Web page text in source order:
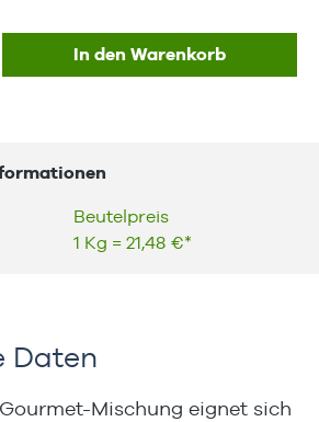
Gib den
In den Warenkorb
Beutelpreis
1 Kg = 21,48 €*
Daten
Mischung eignet sich